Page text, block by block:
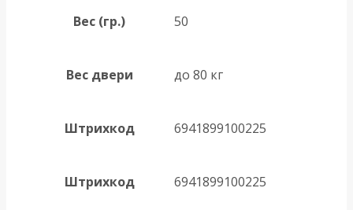
Вес (гр.) 50
Вес двери до 80 кг
Штрихкод 6941899100225
Штрихкод 6941899100225